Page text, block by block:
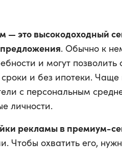
— это высокодоходный
. Обычно к
и могут позволить
и без ипотеки. Чаще
с персональным
личности.
рекламы в премиум-
Чтобы охватить его,